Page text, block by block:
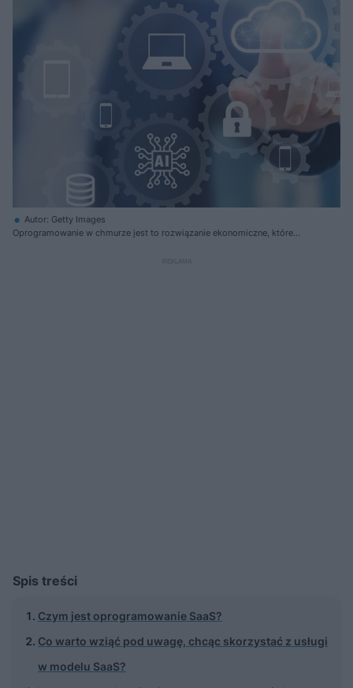
Autor: Getty Images
Oprogramowanie w chmurze jest to rozwiązanie ekonomiczne, które
Spis treści
Czym jest oprogramowanie SaaS?
Co warto wziąć pod uwagę, chcąc skorzystać z usługi
w modelu SaaS?